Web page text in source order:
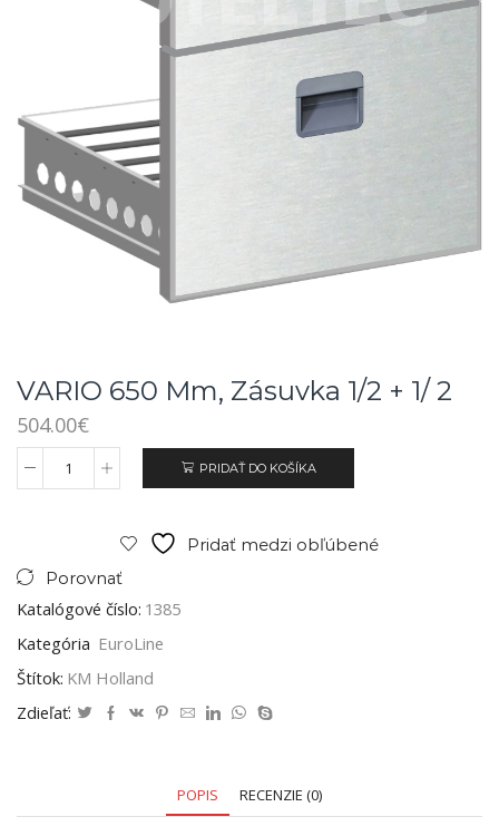
VARIO 650 Mm, Zásuvka 1/2 + 1/ 2
504.00€
PRIDAŤ DO KOŠÍKA
Pridať medzi obľúbené
Porovnať
Katalógové číslo: 1385
Kategória EuroLine
Štítok: KM Holland
Zdieľať:
POPIS RECENZIE (0)